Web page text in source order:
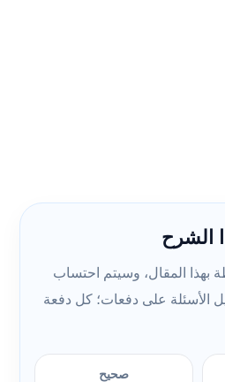
الشرح
بهذا المقال، وسيتم احتساب
الأسئلة على دفعات؛ كل دفعة
صحيح